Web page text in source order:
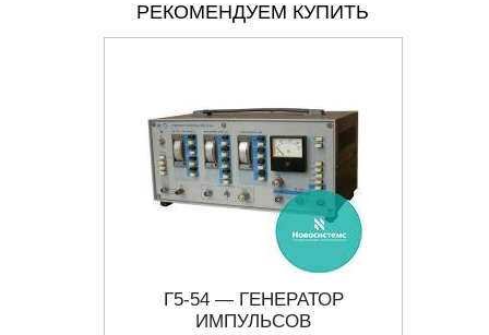
РЕКОМЕНДУЕМ КУПИТЬ
Г5-54 — ГЕНЕРАТОР
ИМПУЛЬСОВ